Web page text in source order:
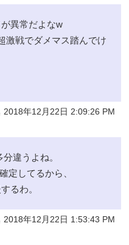
異常だよなw
激戦でダメマス踏んでけ
年12月22日 2:09:26 PM
違うよね。
定してるから、
るわ。
年12月22日 1:53:43 PM